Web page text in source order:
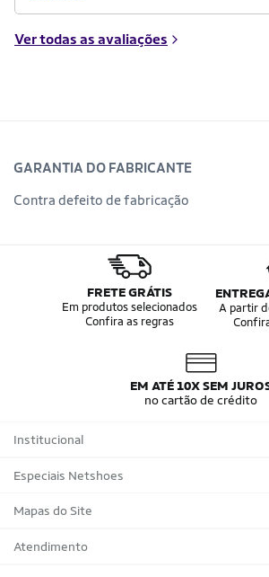
Ver todas as avaliações
GARANTIA DO FABRICANTE
Contra defeito de fabricação
FRETE GRÁTIS
Em produtos selecionados
Confira as regras
A partir
EM ATÉ 10X SEM
no cartão de crédito
Institucional
Sobre a Netshoes
Política de Privacidade
Programa de Afiliados
Especiais Netshoes
Suplementos
Corrida
Mapas do Site
Marcas
Atendimento